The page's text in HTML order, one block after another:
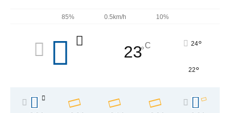
85% 0.5km/h 10%
23°C 24°
22°